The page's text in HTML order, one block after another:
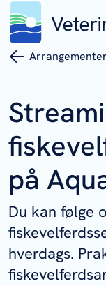
Arrangementer
på
Du kan følge
hverdags.